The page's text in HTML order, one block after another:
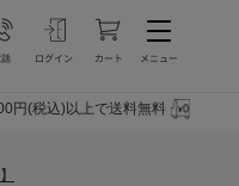
円(税込)以上で送料無料